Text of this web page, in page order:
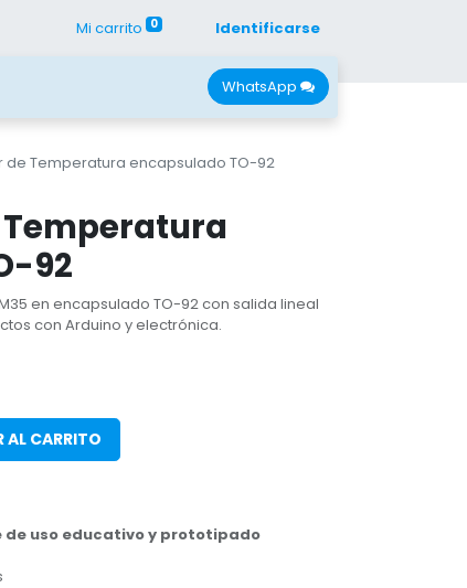
Mi carrito 0 Identificarse
WhatsApp
de Temperatura encapsulado TO-92
Temperatura
92
en encapsulado TO-92 con salida lineal
con Arduino y electrónica.
AL CARRITO
uso educativo y prototipado